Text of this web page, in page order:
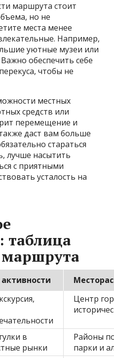
маршрута стоит
но не
места менее
Например,
уютные музеи или
обеспечить себе
чтобы не
местных
средств или
перемещение и
даст вам больше
стараться
лучше насытить
с приятными
усталость на
таблица
Центр
в
рынки
Районы
парки и